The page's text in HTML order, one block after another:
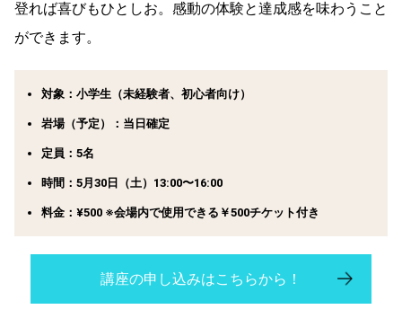
登れば喜びもひとしお。感動の体験と達成感を味わうこと
ができます。
対象：小学生（未経験者、初心者向け）
岩場（予定）：当日確定
定員：5名
時間：5月30日（土）13:00〜16:00
料金：¥500 ※会場内で使用できる￥500チケット付き
講座の申し込みはこちらから！